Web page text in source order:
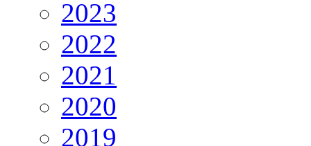
2023
2022
2021
2020
2019